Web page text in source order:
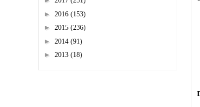
► 2016 (153)
► 2015 (236)
► 2014 (91)
► 2013 (18)